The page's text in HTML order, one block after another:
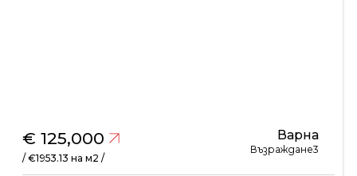
€ 125,000
/ €1953.13 на м2 /
Варна
Възраждане3